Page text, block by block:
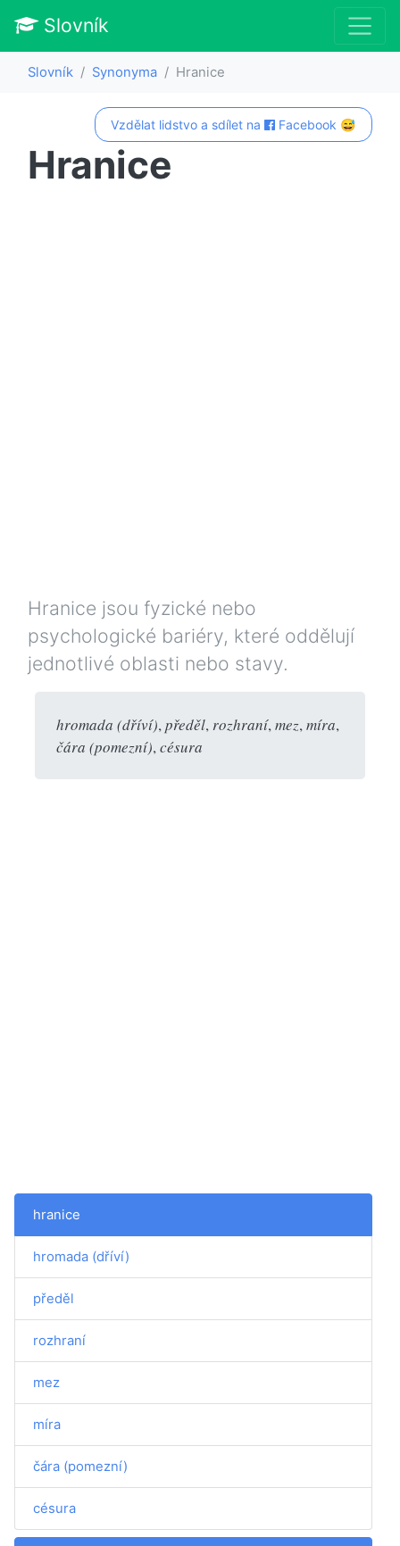
Slovník
Slovník Synonyma Hranice
Vzdělat lidstvo a sdílet na Facebook 😅
Hranice
Hranice jsou fyzické nebo
psychologické bariéry, které oddělují
jednotlivé oblasti nebo stavy.
hromada (dříví),předěl, rozhraní,mez,míra,
čára (pomezní),césura
hranice
hromada (dříví)
předěl
rozhraní
mez
míra
čára (pomezní)
césura